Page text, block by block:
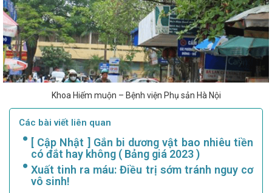
Khoa Hiếm muộn – Bệnh viện Phụ sản Hà Nội
Các bài viết liên quan
[ Cập Nhật ] Gắn bi dương vật bao nhiêu tiền
có đắt hay không ( Bảng giá 2023 )
Xuất tinh ra máu: Điều trị sớm tránh nguy cơ
vô sinh!